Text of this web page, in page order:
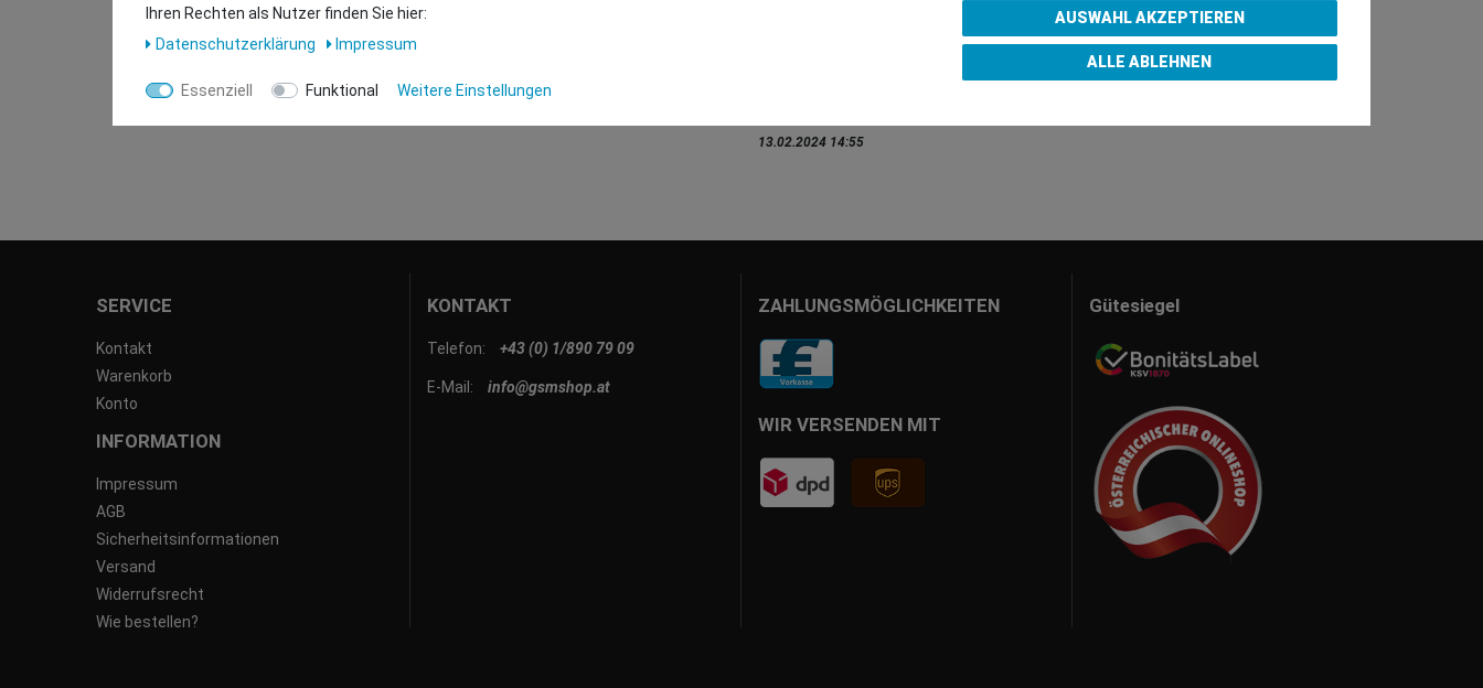
Kontaktieren Sie unser GSMshop Purchase Team
13.02.2024 14:55
SERVICE
Kontakt
Warenkorb
Konto
INFORMATION
Impressum
AGB
Sicherheitsinformationen
Versand
Widerrufsrecht
Wie bestellen?
KONTAKT
Telefon: +43 (0) 1/890 79 09
E-Mail: info@gsmshop.at
ZAHLUNGSMÖGLICHKEITEN
WIR VERSENDEN MIT
Gütesiegel
Ihren Rechten als Nutzer finden Sie hier:
Daten­schutz­erklärung
Impressum
Essenziell Funktional Weitere Einstellungen
AUSWAHL AKZEPTIEREN
ALLE ABLEHNEN